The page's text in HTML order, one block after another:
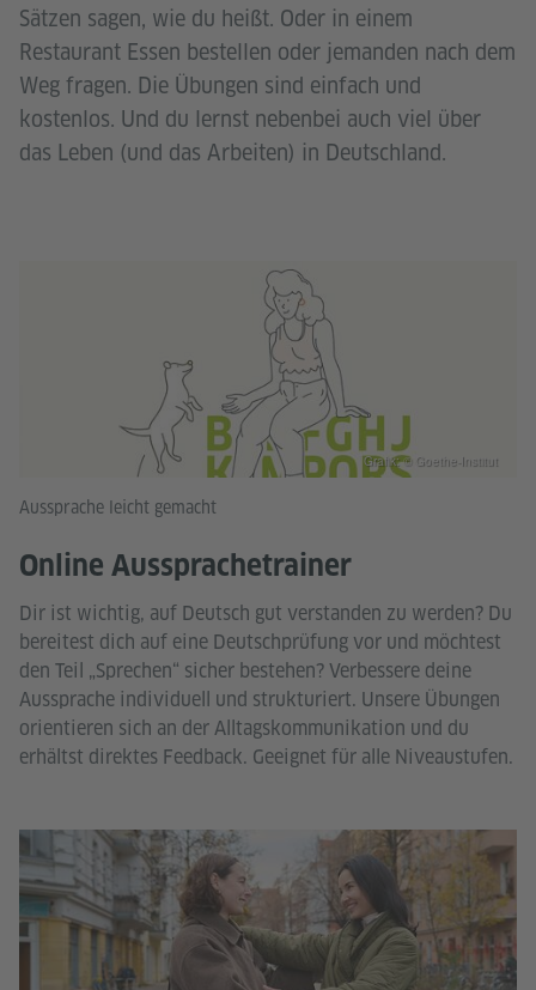
Sätzen sagen, wie du heißt. Oder in einem
Restaurant Essen bestellen oder jemanden nach dem
Weg fragen. Die Übungen sind einfach und
kostenlos. Und du lernst nebenbei auch viel über
das Leben (und das Arbeiten) in Deutschland.
Aussprache leicht gemacht
Online Aussprachetrainer
Dir ist wichtig, auf Deutsch gut verstanden zu werden? Du
bereitest dich auf eine Deutschprüfung vor und möchtest
den Teil „Sprechen“ sicher bestehen? Verbessere deine
Aussprache individuell und strukturiert. Unsere Übungen
orientieren sich an der Alltagskommunikation und du
erhältst direktes Feedback. Geeignet für alle Niveaustufen.
Grafik: © Goethe-Institut